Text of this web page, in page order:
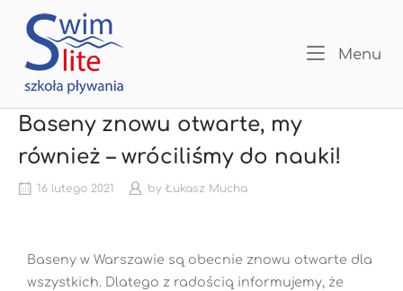
Menu
Baseny znowu otwarte, my
również – wróciliśmy do nauki!
16 lutego 2021 by Łukasz Mucha
Baseny w Warszawie są obecnie znowu otwarte dla
wszystkich. Dlatego z radością informujemy, że